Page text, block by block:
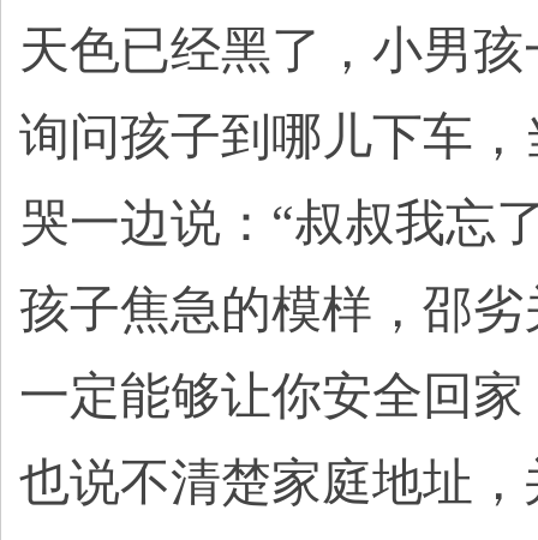
天色已经黑了，小男
询问孩子到哪儿下车
哭一边说：“叔叔我忘
孩子焦急的模样，邵
一定能够让你安全回
也说不清楚家庭地址